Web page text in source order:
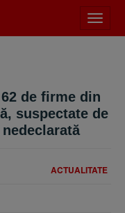
meniu
de firme din
suspectate de
ACTUALITATE